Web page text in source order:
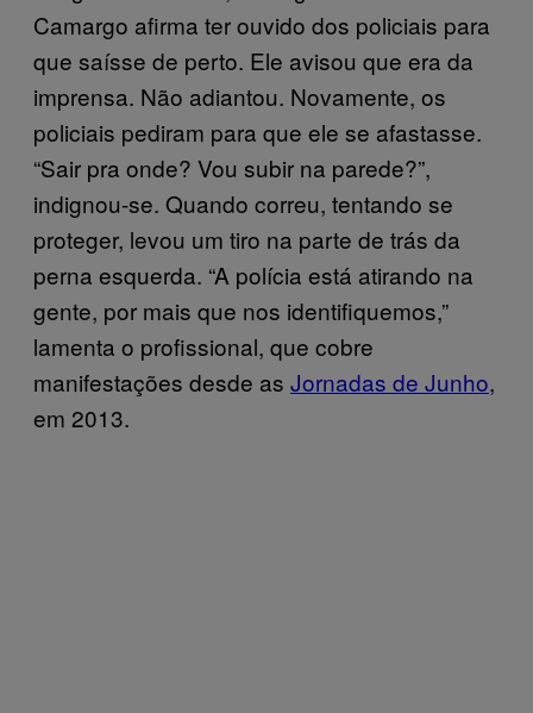
Camargo afirma ter ouvido dos policiais para
que saísse de perto. Ele avisou que era da
imprensa. Não adiantou. Novamente, os
policiais pediram para que ele se afastasse.
“Sair pra onde? Vou subir na parede?”,
indignou-se. Quando correu, tentando se
proteger, levou um tiro na parte de trás da
perna esquerda. “A polícia está atirando na
gente, por mais que nos identifiquemos,”
lamenta o profissional, que cobre
manifestações desde as Jornadas de Junho,
em 2013.